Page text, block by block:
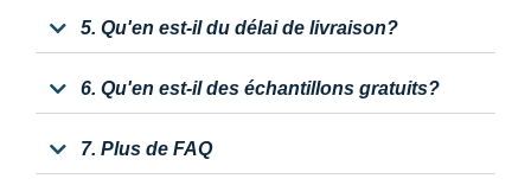
5. Qu'en est-il du délai de livraison?
6. Qu'en est-il des échantillons gratuits?
7. Plus de FAQ